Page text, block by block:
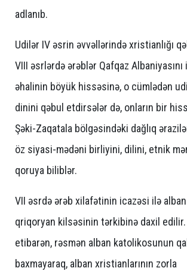
adlanıb.
Udilər IV əsrin əvvəllərində xristianlığı
VIII əsrlərdə ərəblər Qafqaz
əhalinin böyük hissəsinə, o cümlədən
dinini qəbul etdirsələr də, onların bir
Şəki-Zaqatala bölgəsindəki dağlıq
öz siyasi-mədəni birliyini, dilini, etnik
qoruya biliblər.
VII əsrdə ərəb xilafətinin icazəsi ilə
qriqoryan kilsəsinin tərkibinə daxil edilir.
etibarən, rəsmən alban katolikosunun
baxmayaraq, alban xristianlarının zorla